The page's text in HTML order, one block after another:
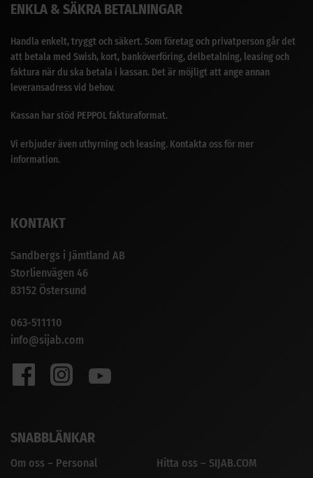
ENKLA & SÄKRA BETALNINGAR
Handla enkelt, tryggt och säkert. Som företag och privatperson går det
att betala med Swish, kort, banköverföring, delbetalning, leasing och
faktura när du ska betala i kassan. Det är möjligt att ange annan
leveransadress vid behov.
Kassan har stöd PEPPOL fakturaformat.
Vi erbjuder även uthyrning och leasing. Kontakta oss för mer
information.
KONTAKT
Sandbergs i Jämtland AB
Storlienvägen 46
83152 Östersund
063-511110
info@sijab.com
SNABBLÄNKAR
Om oss – Personal Hitta oss – SIJAB.COM